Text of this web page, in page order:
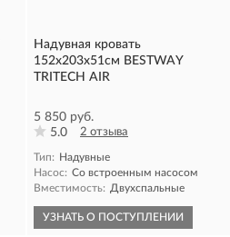
Надувная кровать
152х203х51см BESTWAY
TRITECH AIR
5 850 руб.
5.0
2 отзыва
Тип: Надувные
Насос: Со встроенным насосом
Вместимость: Двухспальные
УЗНАТЬ О ПОСТУПЛЕНИИ